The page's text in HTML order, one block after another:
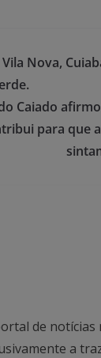
Nova,
Caiado
para que
de notícias
a